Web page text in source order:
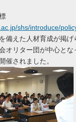
shs/introduce/
備えた人材育成が掲げ
オリター団が中心とな
催されました。